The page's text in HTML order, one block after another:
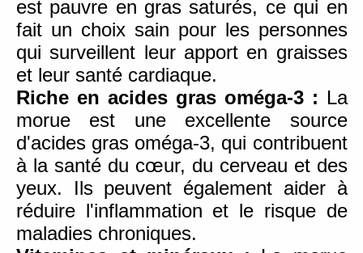
est pauvre en gras saturés, ce qui en
fait un choix sain pour les personnes
qui surveillent leur apport en graisses
et leur santé cardiaque.
Riche en acides gras oméga-3 : La
morue est une excellente source
d'acides gras oméga-3, qui contribuent
à la santé du cœur, du cerveau et des
yeux. Ils peuvent également aider à
réduire l'inflammation et le risque de
maladies chroniques.